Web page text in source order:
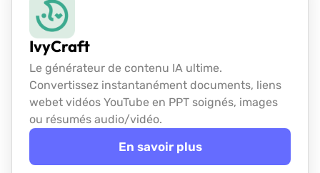
IvyCraft
Le générateur de contenu IA ultime.
Convertissez instantanément documents, liens
webet vidéos YouTube en PPT soignés, images
ou résumés audio/vidéo.
En savoir plus